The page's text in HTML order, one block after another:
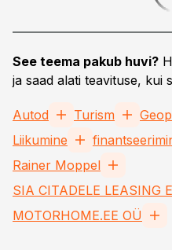
See teema pakub huvi?
ja saad alati teavituse, kui
Autod Turism
Liikumine
Rainer Moppel
MOTORHOME.EE OÜ